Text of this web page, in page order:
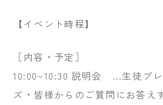
【イベント時程】
［内容・予定］
10:00~10:30 説明会 …生徒プレ
ズ・皆様からのご質問にお答え